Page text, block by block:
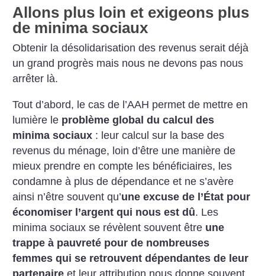
Allons plus loin et exigeons plus
de minima sociaux
Obtenir la désolidarisation des revenus serait déjà
un grand progrès mais nous ne devons pas nous
arrêter là.
Tout d’abord, le cas de l’AAH permet de mettre en
lumière le problème global du calcul des
minima sociaux : leur calcul sur la base des
revenus du ménage, loin d’être une manière de
mieux prendre en compte les bénéficiaires, les
condamne à plus de dépendance et ne s’avère
ainsi n’être souvent qu’une excuse de l’État pour
économiser l’argent qui nous est dû. Les
minima sociaux se révèlent souvent être une
trappe à pauvreté pour de nombreuses
femmes qui se retrouvent dépendantes de leur
partenaire et leur attribution nous donne souvent